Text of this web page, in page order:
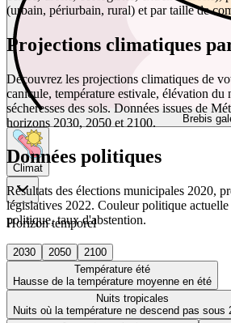
Brebis
Climat
Horizon temporel
2030 2050
2100
Température été
Hausse de la température moyenne en été
Nuits tropicales
Nuits où la température ne descend pas sous
(urbain, périurbain, rural) et par taille de
Projections climatiques
Découvrez les projections climatiques de
canicule, température estivale, élévation du
sécheresses des sols. Données issues de
horizons 2030, 2050 et 2100.
Données politiques
Résultats des élections municipales 2020,
législatives 2022. Couleur politique
politique, taux d'abstention.